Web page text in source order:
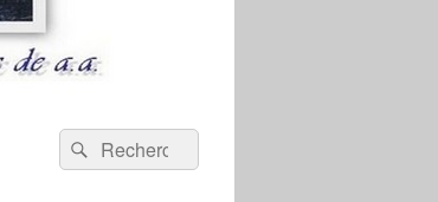
Recherche :
Rechercher